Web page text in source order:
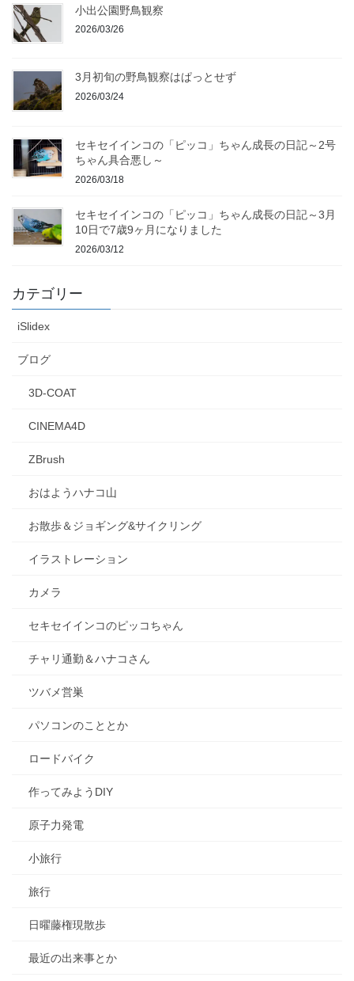
小出公園野鳥観察
2026/03/26
3月初旬の野鳥観察はぱっとせず
2026/03/24
セキセイインコの「ピッコ」ちゃん成長の日記～2号
ちゃん具合悪し～
2026/03/18
セキセイインコの「ピッコ」ちゃん成長の日記～3月
10日で7歳9ヶ月になりました
2026/03/12
カテゴリー
iSlidex
ブログ
3D-COAT
CINEMA4D
ZBrush
おはようハナコ山
お散歩＆ジョギング&サイクリング
イラストレーション
カメラ
セキセイインコのピッコちゃん
チャリ通勤＆ハナコさん
ツバメ営巣
パソコンのこととか
ロードバイク
作ってみようDIY
原子力発電
小旅行
旅行
日曜藤権現散歩
最近の出来事とか